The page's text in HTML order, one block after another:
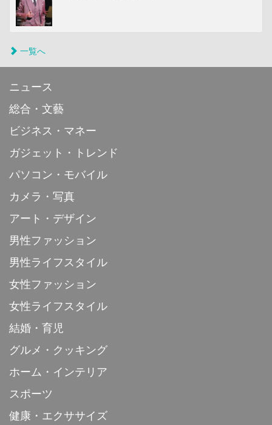
一覧へ
ニュース
総合・文藝
ビジネス・マネー
ガジェット・トレンド
パソコン・モバイル
カメラ・写真
アート・デザイン
男性ファッション
男性ライフスタイル
女性ファッション
女性ライフスタイル
結婚・育児
グルメ・クッキング
ホーム・インテリア
スポーツ
健康・エクササイズ